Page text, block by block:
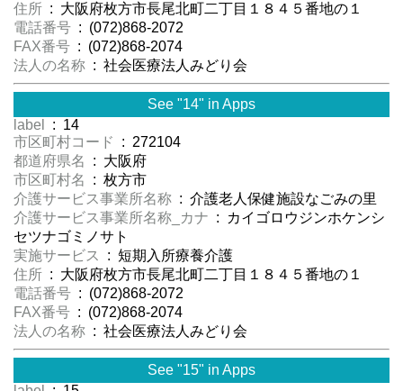
住所 : 大阪府枚方市長尾北町二丁目１８４５番地の１
電話番号 : (072)868-2072
FAX番号 : (072)868-2074
法人の名称 : 社会医療法人みどり会
See "14" in Apps
label
: 14
市区町村コード
: 272104
都道府県名
: 大阪府
市区町村名
: 枚方市
介護サービス事業所名称 : 介護老人保健施設なごみの里
介護サービス事業所名称_カナ : カイゴロウジンホケンシ
セツナゴミノサト
実施サービス
: 短期入所療養介護
住所 : 大阪府枚方市長尾北町二丁目１８４５番地の１
電話番号 : (072)868-2072
FAX番号 : (072)868-2074
法人の名称 : 社会医療法人みどり会
See "15" in Apps